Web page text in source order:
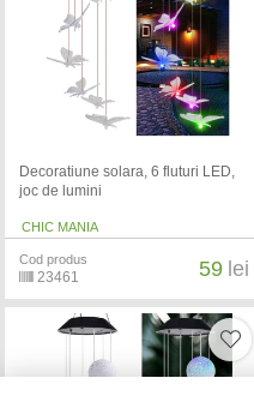
Decoratiune solara, 6 fluturi LED,
joc de lumini
CHIC MANIA
Cod produs
23461 59 lei